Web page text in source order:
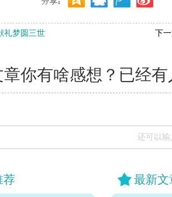
礼梦圆三世 下
你有啥感想？已经有
还可以输
荐 最新文